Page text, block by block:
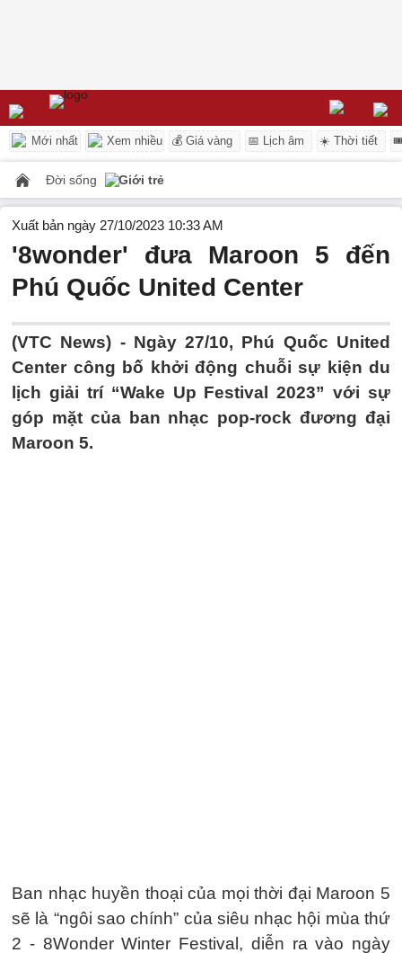
Mới nhất Xem nhiều 💰 Giá vàng 📅 Lịch âm ☀️ Thời tiết
Đời sống Giới trẻ
Xuất bản ngày 27/10/2023 10:33 AM
'8wonder' đưa Maroon 5 đến
Phú Quốc United Center
(VTC News) - Ngày 27/10, Phú Quốc United
Center công bố khởi động chuỗi sự kiện du
lịch giải trí “Wake Up Festival 2023” với sự
góp mặt của ban nhạc pop-rock đương đại
Maroon 5.
Ban nhạc huyền thoại của mọi thời đại Maroon 5
sẽ là “ngôi sao chính” của siêu nhạc hội mùa thứ
2 - 8Wonder Winter Festival, diễn ra vào ngày